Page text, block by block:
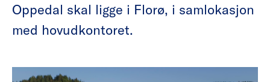
Oppedal skal ligge i Florø, i samlokasjon
med hovudkontoret.